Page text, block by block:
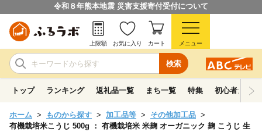
令和８年熊本地震 災害支援寄付受付について
検索
上限額 お気に入り カート メニュー
トップ ランキング 返礼品一覧 まち一覧 特集 初心者ガイド
ホーム ものから探す 加工品等
その他加工品
有機栽培米こうじ 500g ： 有機栽培米 米麹 オーガニック 麹 こうじ 生